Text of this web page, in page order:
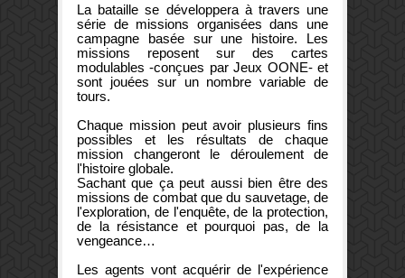
La bataille se développera à travers une
série de missions organisées dans une
campagne basée sur une histoire. Les
missions reposent sur des cartes
modulables -conçues par Jeux OONE- et
sont jouées sur un nombre variable de
tours.
Chaque mission peut avoir plusieurs fins
possibles et les résultats de chaque
mission changeront le déroulement de
l'histoire globale.
Sachant que ça peut aussi bien être des
missions de combat que du sauvetage, de
l'exploration, de l'enquête, de la protection,
de la résistance et pourquoi pas, de la
vengeance…
Les agents vont acquérir de l'expérience